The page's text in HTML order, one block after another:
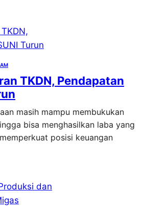
TKDN, Pendapatan
masih mampu membukukan
bisa menghasilkan laba yang
posisi keuangan